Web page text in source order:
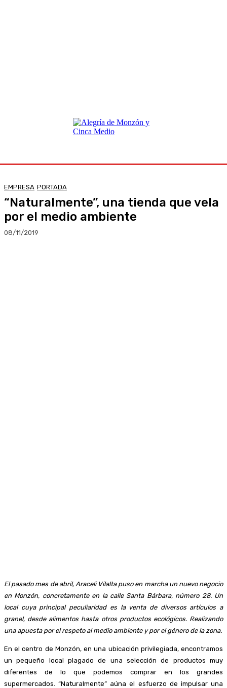
EMPRESA PORTADA
“Naturalmente”, una tienda que vela
por el medio ambiente
08/11/2019
El pasado mes de abril, Araceli Vilalta puso en marcha un nuevo negocio
en Monzón, concretamente en la calle Santa Bárbara, número 28. Un
local cuya principal peculiaridad es la venta de diversos artículos a
granel, desde alimentos hasta otros productos ecológicos. Realizando
una apuesta por el respeto al medio ambiente y por el género de la zona.
En el centro de Monzón, en una ubicación privilegiada, encontramos
un pequeño local plagado de una selección de productos muy
diferentes de lo que podemos comprar en los grandes
supermercados. “Naturalmente” aúna el esfuerzo de impulsar una